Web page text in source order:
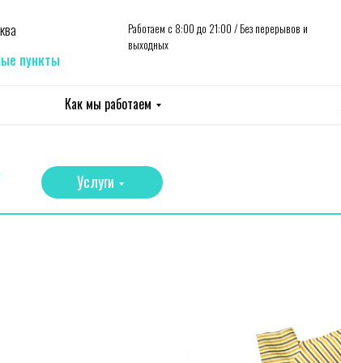
пункты
Работаем с 8:00 до 21:00 / Без перерывов и
выходных
Как мы работаем
Услуги